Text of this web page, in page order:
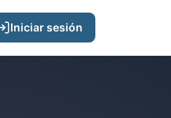
Iniciar sesión